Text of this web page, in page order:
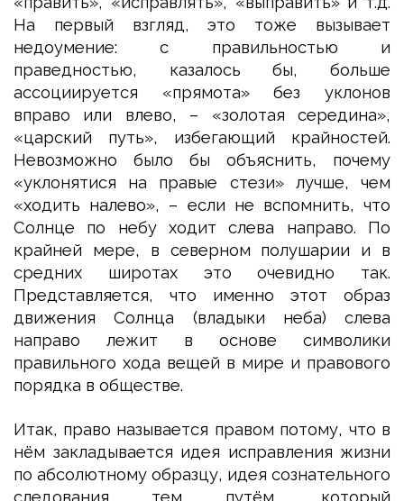
На первый взгляд, это тоже вызывает
недоумение: с правильностью и
праведностью, казалось бы, больше
ассоциируется «прямота» без уклонов
вправо или влево, – «золотая середина»,
«царский путь», избегающий крайностей.
Невозможно было бы объяснить, почему
«уклонятися на правые стези» лучше, чем
«ходить налево», – если не вспомнить, что
Солнце по небу ходит слева направо. По
крайней мере, в северном полушарии и в
средних широтах это очевидно так.
Представляется, что именно этот образ
движения Солнца (владыки неба) слева
направо лежит в основе символики
правильного хода вещей в мире и правового
порядка в обществе.
Итак, право называется правом потому, что в
нём закладывается идея исправления жизни
по абсолютному образцу, идея сознательного
следования тем путём, который